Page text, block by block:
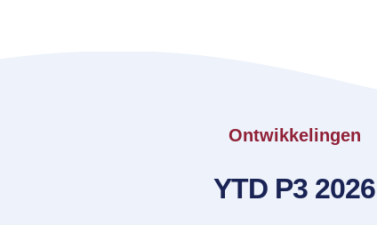
Ontwikkelingen
YTD P3 2026